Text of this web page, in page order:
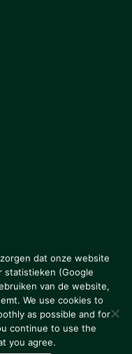
Disclaimer
dat onze website
statistieken (Google
van de website,
We use cookies to
as possible and for
continue to use the
you agree.